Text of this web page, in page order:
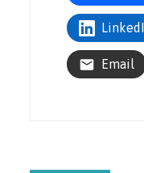
Email